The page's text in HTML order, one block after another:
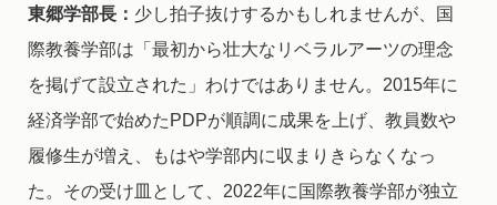
東郷学部長： 少し拍子抜けするかもしれませんが、国
際教養学部は「最初から壮大なリベラルアーツの理念
を掲げて設立された」わけではありません。2015年に
経済学部で始めたPDPが順調に成果を上げ、教員数や
履修生が増え、もはや学部内に収まりきらなくなっ
た。その受け皿として、2022年に国際教養学部が独立